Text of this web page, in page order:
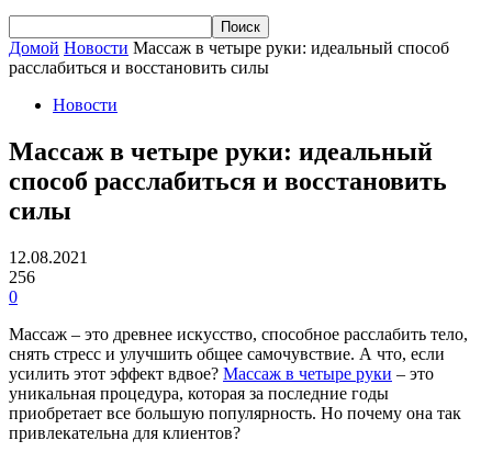
Домой Новости Массаж в четыре руки: идеальный способ
расслабиться и восстановить силы
Новости
Массаж в четыре руки: идеальный
способ расслабиться и восстановить
силы
12.08.2021
256
0
Массаж – это древнее искусство, способное расслабить тело,
снять стресс и улучшить общее самочувствие. А что, если
усилить этот эффект вдвое? Массаж в четыре руки – это
уникальная процедура, которая за последние годы
приобретает все большую популярность. Но почему она так
привлекательна для клиентов?